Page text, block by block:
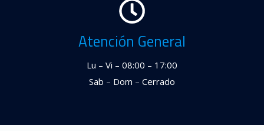
Atención General
Lu – Vi – 08:00 – 17:00
Sab – Dom – Cerrado